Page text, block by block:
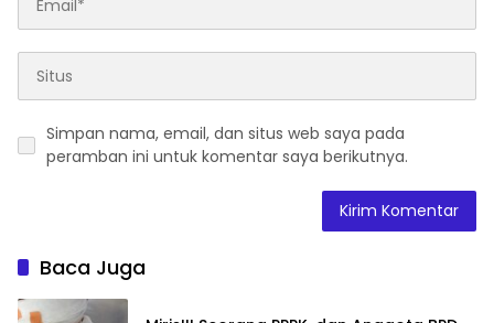
Simpan nama, email, dan situs web saya pada
peramban ini untuk komentar saya berikutnya.
Baca Juga